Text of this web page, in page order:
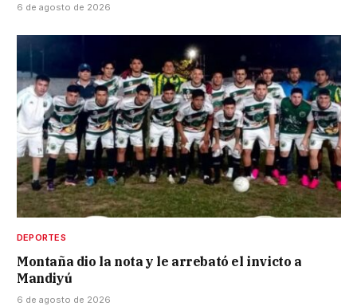
6 de agosto de 2026
DEPORTES
Montaña dio la nota y le arrebató el invicto a
Mandiyú
6 de agosto de 2026